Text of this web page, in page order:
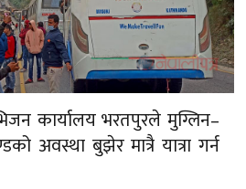
कार्यालय भरतपुरले मुग्लिन–
अवस्था बुझेर मात्रै यात्रा गर्न